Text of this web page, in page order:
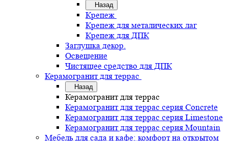
Назад
Крепеж
Крепеж для металических лаг
Крепеж для ДПК
Заглушка декор.
Освещение
Чистящее средство для ДПК
Керамогранит для террас
Назад
Керамогранит для террас
Керамогранит для террас серия Concrete
Керамогранит для террас серия Limestone
Керамогранит для террас серия Mountain
Мебель для сада и кафе: комфорт на открытом